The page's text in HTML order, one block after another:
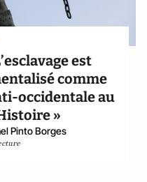
est
comme
occidentale au
»
Pinto Borges